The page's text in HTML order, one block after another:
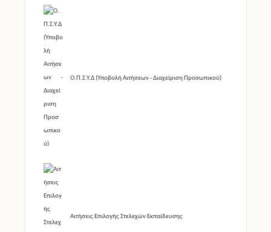
Ο.Π.Σ.Υ.Δ (Υποβολή Αιτήσεων - Διαχείριση Προσωπικού)
Αιτήσεις Επιλογής Στελεχών Εκπαίδευσης